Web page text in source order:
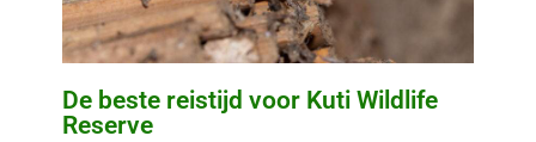
De beste reistijd voor Kuti Wildlife
Reserve